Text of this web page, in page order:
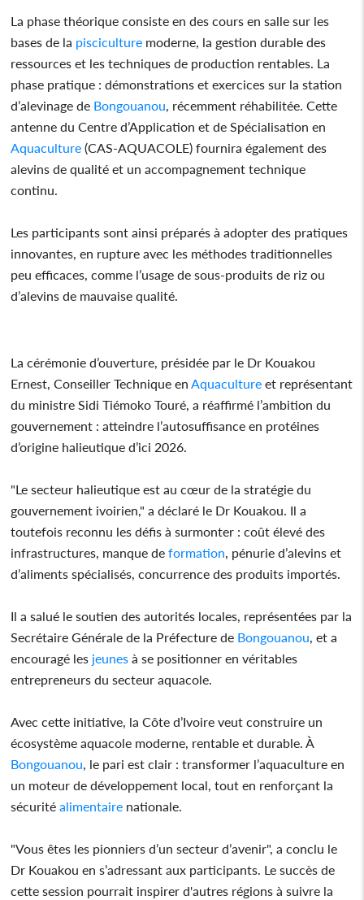
La phase théorique consiste en des cours en salle sur les
bases de la pisciculture moderne, la gestion durable des
ressources et les techniques de production rentables. La
phase pratique : démonstrations et exercices sur la station
d’alevinage de Bongouanou, récemment réhabilitée. Cette
antenne du Centre d’Application et de Spécialisation en
Aquaculture (CAS-AQUACOLE) fournira également des
alevins de qualité et un accompagnement technique
continu.
Les participants sont ainsi préparés à adopter des pratiques
innovantes, en rupture avec les méthodes traditionnelles
peu efficaces, comme l’usage de sous-produits de riz ou
d’alevins de mauvaise qualité.
La cérémonie d’ouverture, présidée par le Dr Kouakou
Ernest, Conseiller Technique enAquaculture et représentant
du ministre Sidi Tiémoko Touré, a réaffirmé l’ambition du
gouvernement : atteindre l’autosuffisance en protéines
d’origine halieutique d’ici 2026.
"Le secteur halieutique est au cœur de la stratégie du
gouvernement ivoirien," a déclaré le Dr Kouakou. Il a
toutefois reconnu les défis à surmonter : coût élevé des
infrastructures, manque de formation, pénurie d’alevins et
d’aliments spécialisés, concurrence des produits importés.
Il a salué le soutien des autorités locales, représentées par la
Secrétaire Générale de la Préfecture de Bongouanou, et a
encouragé les jeunes à se positionner en véritables
entrepreneurs du secteur aquacole.
Avec cette initiative, la Côte d’Ivoire veut construire un
écosystème aquacole moderne, rentable et durable. À
Bongouanou, le pari est clair : transformer l’aquaculture en
un moteur de développement local, tout en renforçant la
sécurité alimentaire nationale.
"Vous êtes les pionniers d’un secteur d’avenir", a conclu le
Dr Kouakou en s’adressant aux participants. Le succès de
cette session pourrait inspirer d'autres régions à suivre la